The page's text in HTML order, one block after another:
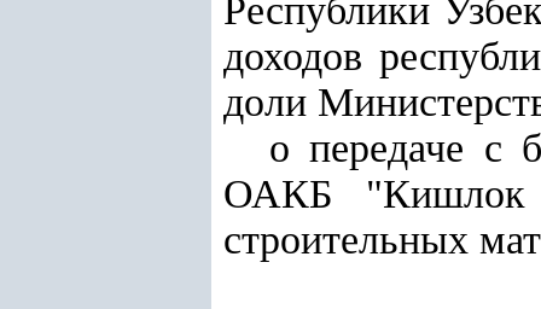
Республики
доходов
доли
о передаче с
ОАКБ "Кишлок
строительных